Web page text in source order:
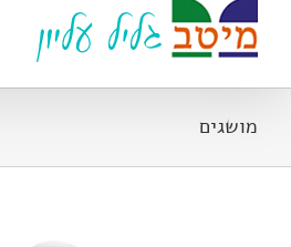
מושגים